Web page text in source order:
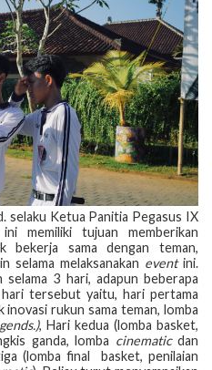
selaku Ketua Panitia Pegasus IX
memiliki tujuan memberikan
bekerja sama dengan teman,
selama melaksanakan eventini.
3 hari, adapun beberapa
tersebut yaitu, hari pertama
inovasi rukun sama teman, lomba
, Hari kedua (lomba basket,
ganda, lomba cinematicdan
(lomba final basket, penilaian